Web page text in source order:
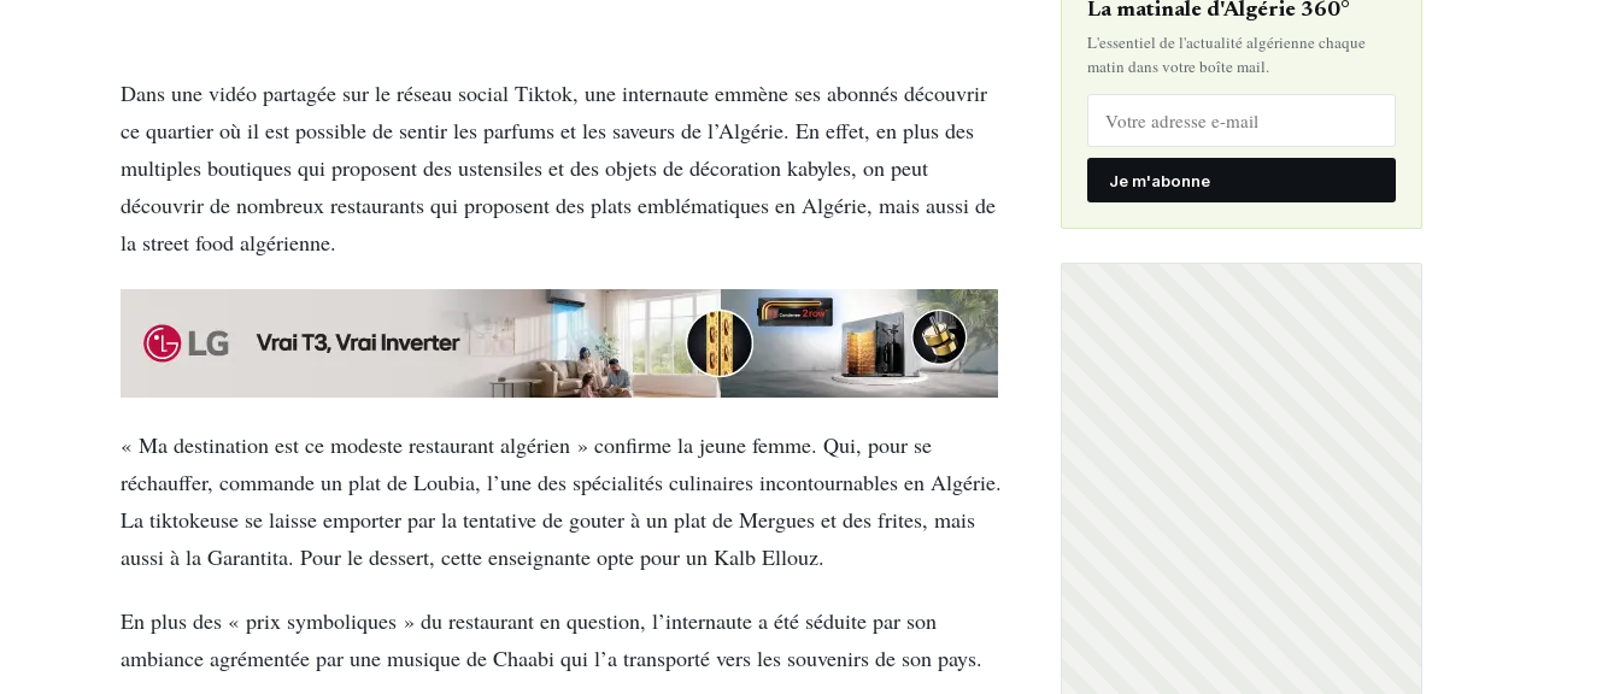
Dans une vidéo partagée sur le réseau social Tiktok, une internaute emmène ses abonnés découvrir
ce quartier où il est possible de sentir les parfums et les saveurs de l’Algérie. En effet, en plus des
multiples boutiques qui proposent des ustensiles et des objets de décoration kabyles, on peut
découvrir de nombreux restaurants qui proposent des plats emblématiques en Algérie, mais aussi de
la street food algérienne.
« Ma destination est ce modeste restaurant algérien » confirme la jeune femme. Qui, pour se
réchauffer, commande un plat de Loubia, l’une des spécialités culinaires incontournables en Algérie.
La tiktokeuse se laisse emporter par la tentative de gouter à un plat de Mergues et des frites, mais
aussi à la Garantita. Pour le dessert, cette enseignante opte pour un Kalb Ellouz.
En plus des « prix symboliques » du restaurant en question, l’internaute a été séduite par son
ambiance agrémentée par une musique de Chaabi qui l’a transporté vers les souvenirs de son pays.
La matinale d'Algérie 360°
L'essentiel de l'actualité algérienne chaque
matin dans votre boîte mail.
Je m'abonne